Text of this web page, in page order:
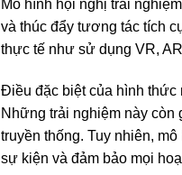
Mô hình hội nghị trải
và thúc đẩy tương tác tích
thực tế như sử dụng VR,
Điều đặc biệt của hình thức
Những trải nghiệm này
truyền thống. Tuy nhiên,
sự kiện và đảm bảo mọi